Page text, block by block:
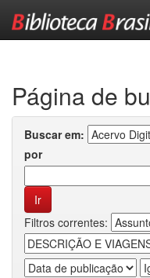
Página de
Buscar em:
por
Filtros correntes: